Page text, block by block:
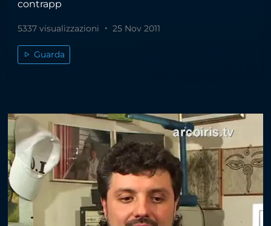
contrapp
5337 visualizzazioni 25 Nov 2011
Guarda